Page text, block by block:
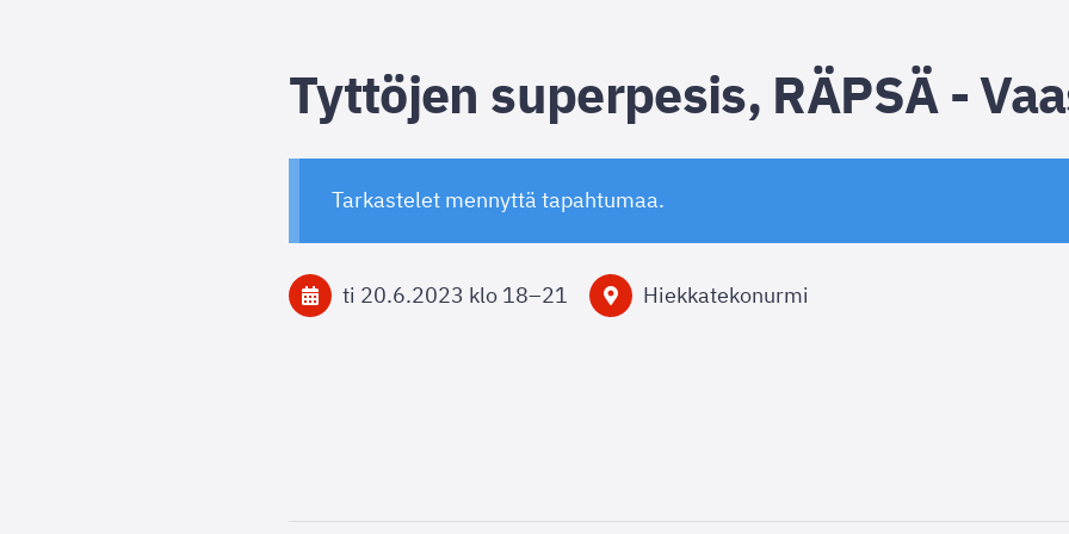
Tyttöjen superpesis, RÄPSÄ -
Tarkastelet mennyttä tapahtumaa.
ti 20.6.2023 klo 18–21 Hiekkatekonurmi